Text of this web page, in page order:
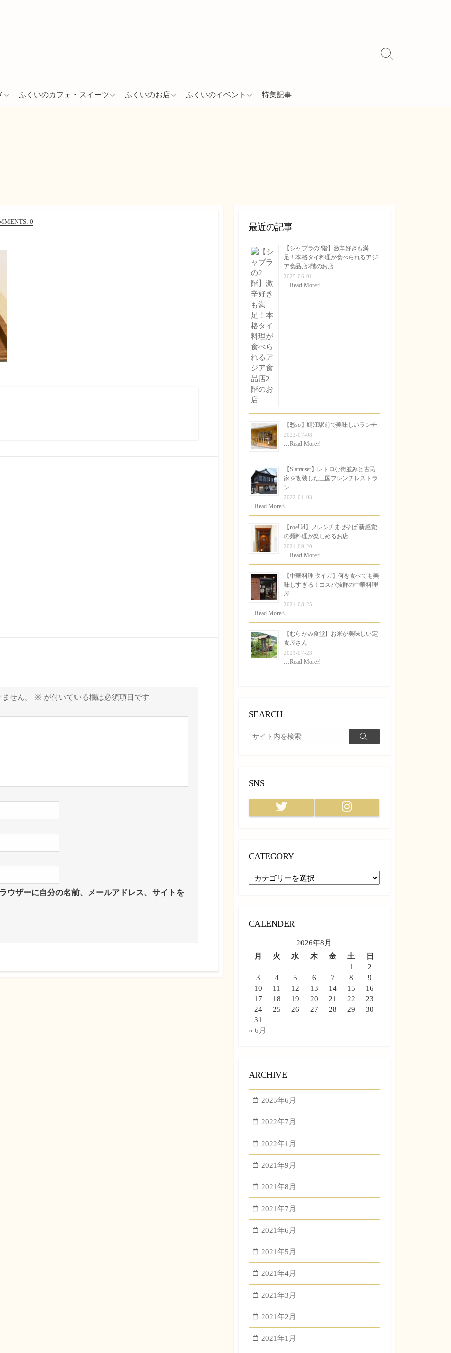
ふくいのカフェ・スイーツ
あわら市
ふくいのお店
越前市
ふくいのイベント
越前市
特集記事
検
0
せん。 ※ が付いている欄は必須項目です
ウザーに自分の名前、メールアドレス、サイトを
最近の記事
【シャプラの2階】激辛好きも満
足！本格タイ料理が食べられるアジ
ア食品店2階のお店
2025-06-01
…Read More☝︎
【惣so】鯖江駅前で美味しいランチ
2022-07-08
…Read More☝︎
【S’amuser】レトロな街並みと古民
家を改装した三国フレンチレストラ
ン
2022-01-03
…Read More☝︎
【noeUd】フレンチまぜそば 新感覚
の麺料理が楽しめるお店
2021-09-20
…Read More☝︎
【中華料理 タイガ】何を食べても美
味しすぎる！コスパ抜群の中華料理
屋
2021-08-25
…Read More☝︎
【むらかみ食堂】お米が美味しい定
食屋さん
2021-07-23
…Read More☝︎
SEARCH
検
索
検
SNS
Twitter Instagram
CATEGORY
CATEGORY
CALENDER
2026年8月
月
火 水 木 金 土
日
1
2
3
4 5 6 7 8
9
10
11 12 13 14 15
16
17
18 19 20 21 22
23
24
25 26 27 28 29
30
31
« 6月
ARCHIVE
2025年6月
2022年7月
2022年1月
2021年9月
2021年8月
2021年7月
2021年6月
2021年5月
2021年4月
2021年3月
2021年2月
2021年1月